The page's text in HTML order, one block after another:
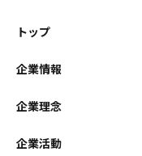
トップ
企業情報
企業理念
企業活動